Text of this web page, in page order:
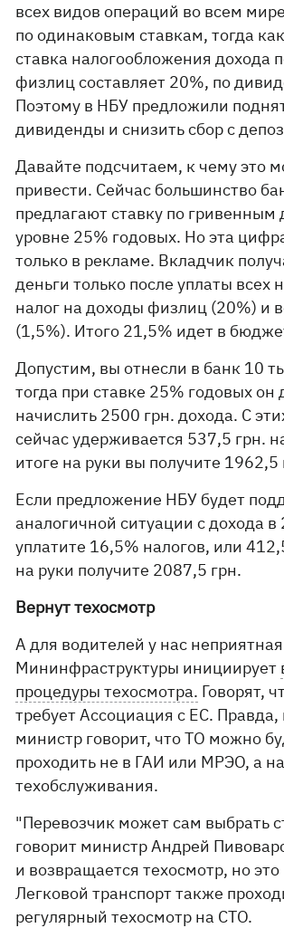
всех видов операций во всем
по одинаковым ставкам, тогда
ставка налогообложения дохода
физлиц составляет 20%, по
Поэтому в НБУ предложили
дивиденды и снизить сбор с
Давайте подсчитаем, к чему это
привести. Сейчас большинство
предлагают ставку по гривенным
уровне 25% годовых. Но эта
только в рекламе. Вкладчик
деньги только после уплаты всех
налог на доходы физлиц (20%) и
(1,5%). Итого 21,5% идет в
Допустим, вы отнесли в банк 10
тогда при ставке 25% годовых
начислить 2500 грн. дохода. С
сейчас удерживается 537,5 грн.
итоге на руки вы получите 1962,5
Если предложение НБУ будет
аналогичной ситуации с дохода
уплатите 16,5% налогов, или
на руки получите 2087,5 грн.
Вернут техосмотр
А для водителей у нас
Мининфраструктуры инициирует
процедуры тех­осмотра. Говорят,
требует Ассоциация с ЕС.
министр говорит, что ТО можно
проходить не в ГАИ или МРЭО, а
техобслуживания.
"Перевозчик может сам выбрать
говорит министр Андрей
и возвращается техосмотр, но
Легковой транспорт также
регулярный техосмотр на СТО.